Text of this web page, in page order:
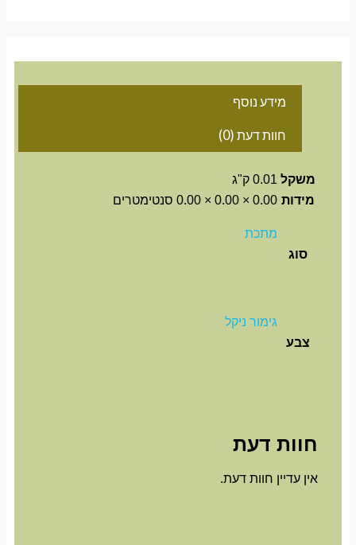
מידע נוסף
חוות דעת (0)
משקל 0.01 ק"ג
מידות 0.00 × 0.00 × 0.00 סנטימטרים
סוג
מתכת
צבע
גימור ניקל
חוות דעת
אין עדיין חוות דעת.